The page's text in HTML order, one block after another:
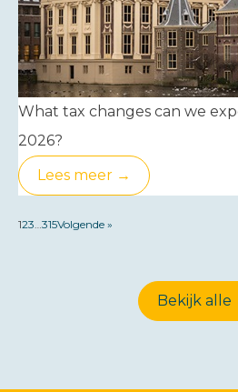
What tax changes can we
2026?
Lees meer →
123 315Volgende »
Bekijk alle